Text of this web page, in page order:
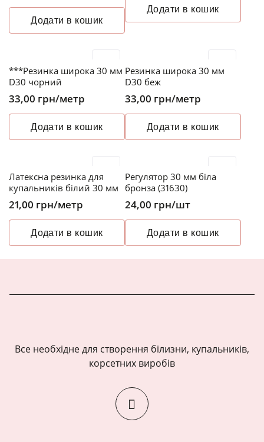
Додати в кошик
Додати в кошик
***Резинка широка 30 мм
D30 чорний
33,00 грн/метр
Додати в кошик
Резинка широка 30 мм
D30 беж
33,00 грн/метр
Додати в кошик
Латексна резинка для
купальників білий 30 мм
21,00 грн/метр
Додати в кошик
Регулятор 30 мм біла
бронза (31630)
24,00 грн/шт
Додати в кошик
Все необхідне для створення білизни, купальників,
корсетних виробів